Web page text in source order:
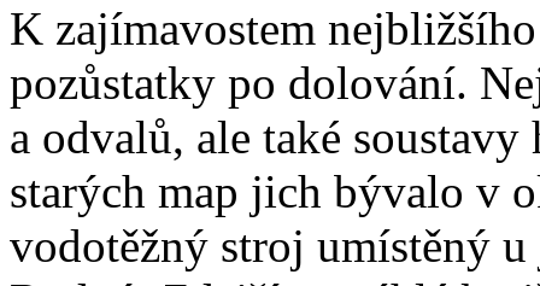
K zajímavostem
pozůstatky po dolování.
a odvalů, ale také
starých map jich bývalo v
vodotěžný stroj umístěný u